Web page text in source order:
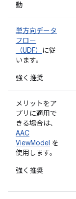
動
単方向データ
フロー
（UDF）
に従
います。
強く推奨
メリットをア
プリに適用で
きる場合は、
AAC
ViewModel を
使用します。
強く推奨